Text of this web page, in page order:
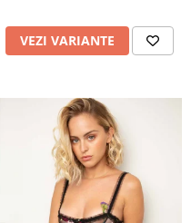
VEZI VARIANTE